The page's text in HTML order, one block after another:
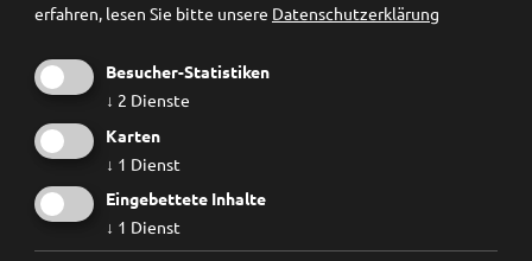
erfahren, lesen Sie bitte unsere Datenschutzerklärung
Besucher-Statistiken
↓ 2 Dienste
Karten
↓ 1 Dienst
Eingebettete Inhalte
↓ 1 Dienst